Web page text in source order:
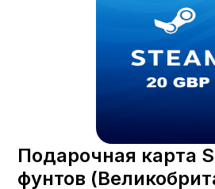
Подарочная карта
фунтов